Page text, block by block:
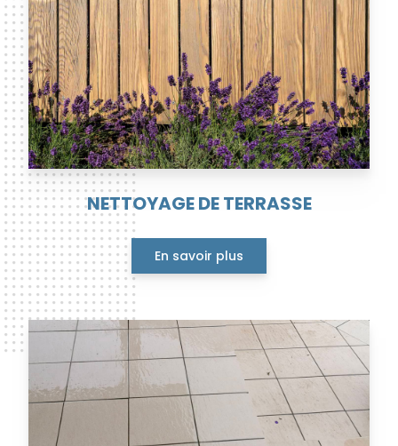
NETTOYAGE DE TERRASSE
En savoir plus